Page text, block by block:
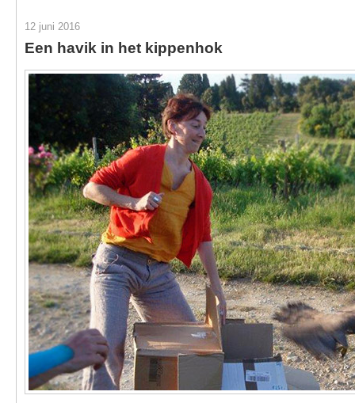
12 juni 2016
Een havik in het kippenhok